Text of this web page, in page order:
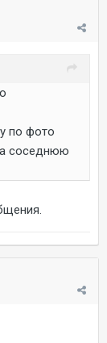
по фото
соседнюю